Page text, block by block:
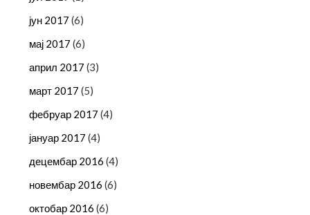
јун 2017 (6)
мај 2017 (6)
април 2017 (3)
март 2017 (5)
фебруар 2017 (4)
јануар 2017 (4)
децембар 2016 (4)
новембар 2016 (6)
октобар 2016 (6)